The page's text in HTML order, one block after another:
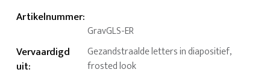
Artikelnummer:
GravGLS-ER
Vervaardigd
uit:
Gezandstraalde letters in diapositief,
frosted look